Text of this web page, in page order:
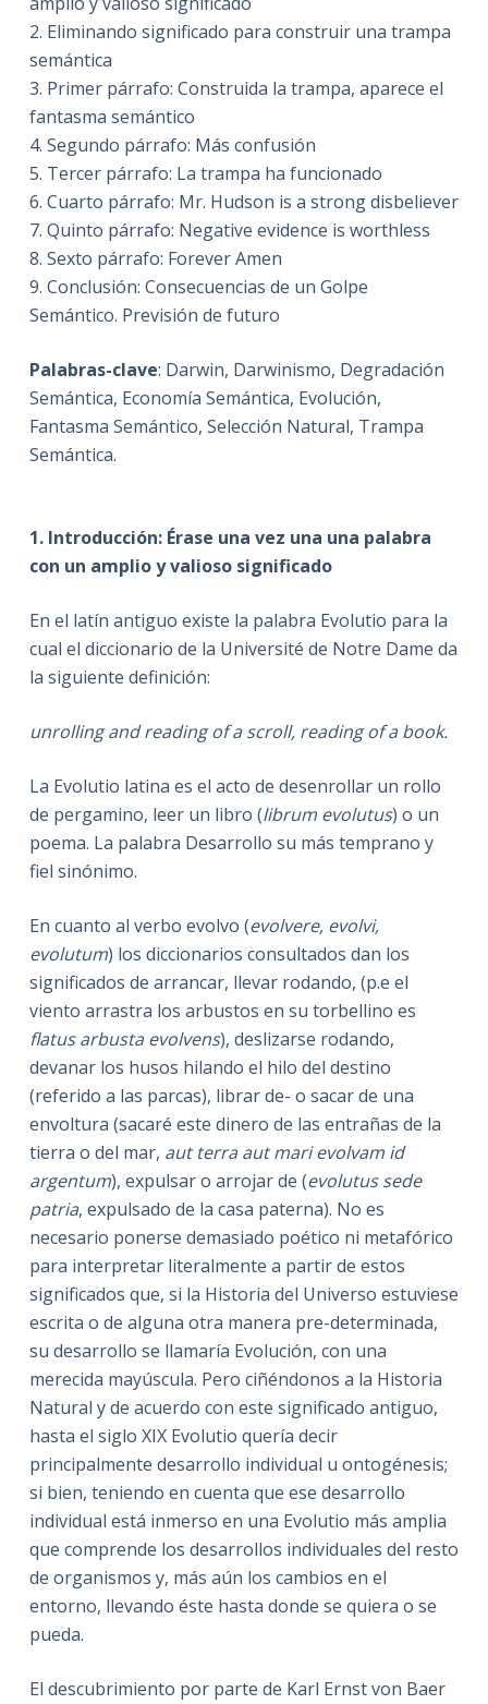
2. Eliminando significado para construir una trampa
semántica
3. Primer párrafo: Construida la trampa, aparece el
fantasma semántico
4. Segundo párrafo: Más confusión
5. Tercer párrafo: La trampa ha funcionado
6. Cuarto párrafo: Mr. Hudson is a strong disbeliever
7. Quinto párrafo: Negative evidence is worthless
8. Sexto párrafo: Forever Amen
9. Conclusión: Consecuencias de un Golpe
Semántico. Previsión de futuro
Palabras-clave: Darwin, Darwinismo, Degradación
Semántica, Economía Semántica, Evolución,
Fantasma Semántico, Selección Natural, Trampa
Semántica.
1. Introducción: Érase una vez una una palabra
con un amplio y valioso significado
En el latín antiguo existe la palabra Evolutio para la
cual el diccionario de la Université de Notre Dame da
la siguiente definición:
unrolling and reading of a scroll, reading of a book.
La Evolutio latina es el acto de desenrollar un rollo
de pergamino, leer un libro (librum evolutus) o un
poema. La palabra Desarrollo su más temprano y
fiel sinónimo.
En cuanto al verbo evolvo (evolvere, evolvi,
evolutum) los diccionarios consultados dan los
significados de arrancar, llevar rodando, (p.e el
viento arrastra los arbustos en su torbellino es
flatus arbusta evolvens), deslizarse rodando,
devanar los husos hilando el hilo del destino
(referido a las parcas), librar de- o sacar de una
envoltura (sacaré este dinero de las entrañas de la
tierra o del mar, aut terra aut mari evolvam id
argentum), expulsar o arrojar de (evolutus sede
patria, expulsado de la casa paterna). No es
necesario ponerse demasiado poético ni metafórico
para interpretar literalmente a partir de estos
significados que, si la Historia del Universo estuviese
escrita o de alguna otra manera pre-determinada,
su desarrollo se llamaría Evolución, con una
merecida mayúscula. Pero ciñéndonos a la Historia
Natural y de acuerdo con este significado antiguo,
hasta el siglo XIX Evolutio quería decir
principalmente desarrollo individual u ontogénesis;
si bien, teniendo en cuenta que ese desarrollo
individual está inmerso en una Evolutio más amplia
que comprende los desarrollos individuales del resto
de organismos y, más aún los cambios en el
entorno, llevando éste hasta donde se quiera o se
pueda.
El descubrimiento por parte de Karl Ernst von Baer